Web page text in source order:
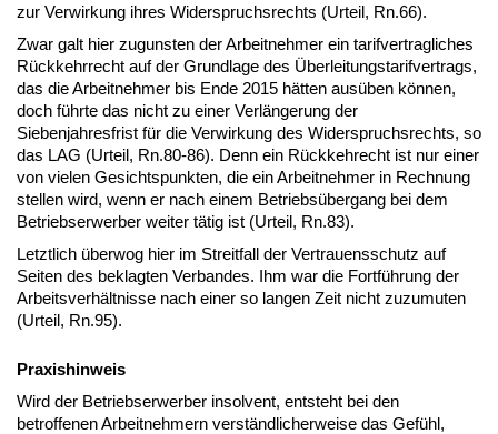
zur Verwirkung ihres Widerspruchsrechts (Urteil, Rn.66).
Zwar galt hier zugunsten der Arbeitnehmer ein tarifvertragliches
Rückkehrrecht auf der Grundlage des Überleitungstarifvertrags,
das die Arbeitnehmer bis Ende 2015 hätten ausüben können,
doch führte das nicht zu einer Verlängerung der
Siebenjahresfrist für die Verwirkung des Widerspruchsrechts, so
das LAG (Urteil, Rn.80-86). Denn ein Rückkehrecht ist nur einer
von vielen Gesichtspunkten, die ein Arbeitnehmer in Rechnung
stellen wird, wenn er nach einem Betriebsübergang bei dem
Betriebserwerber weiter tätig ist (Urteil, Rn.83).
Letztlich überwog hier im Streitfall der Vertrauensschutz auf
Seiten des beklagten Verbandes. Ihm war die Fortführung der
Arbeitsverhältnisse nach einer so langen Zeit nicht zuzumuten
(Urteil, Rn.95).
Praxishinweis
Wird der Betriebserwerber insolvent, entsteht bei den
betroffenen Arbeitnehmern verständlicherweise das Gefühl,